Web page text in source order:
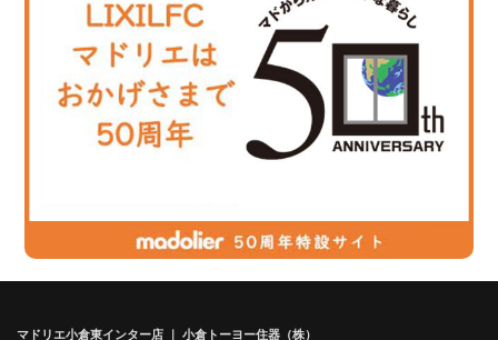
マドリエ小倉東インター店 ｜ 小倉トーヨー住器（株）